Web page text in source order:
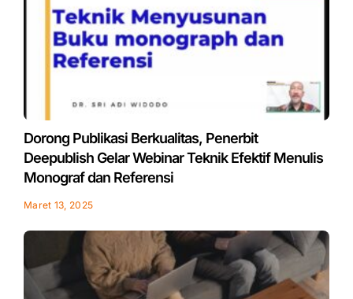
Dorong Publikasi Berkualitas, Penerbit
Deepublish Gelar Webinar Teknik Efektif Menulis
Monograf dan Referensi
Maret 13, 2025